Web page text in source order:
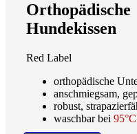
Orthopädische
Hundekissen
Red Label
orthopädische
anschmiegsam,
robust,
waschbar bei 95°C